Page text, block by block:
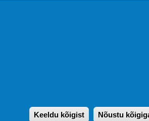
E-post:
Keeldu kõigist Nõustu